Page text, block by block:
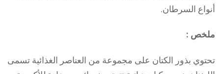
أنواع السرطان.
ملخص :
تحتوي بذور الكتان على مجموعة من العناصر الغذائية تسمى